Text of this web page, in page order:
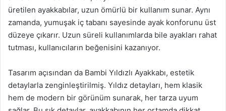
üretilen ayakkabılar, uzun ömürlü bir kullanım sunar. Aynı
zamanda, yumuşak iç tabanı sayesinde ayak konforunu üst
düzeye çıkarır. Uzun süreli kullanımlarda bile ayakları rahat
tutması, kullanıcıların beğenisini kazanıyor.
Tasarım açısından da Bambi Yıldızlı Ayakkabı, estetik
detaylarla zenginleştirilmiş. Yıldız detayları, hem klasik
hem de modern bir görünüm sunarak, her tarza uyum